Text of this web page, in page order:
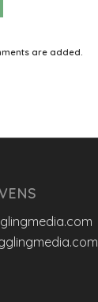
are added.